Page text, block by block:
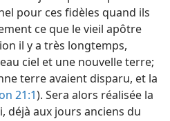
pour ces fidèles quand ils
ce que le vieil apôtre
il y a très longtemps,
ciel et une nouvelle terre;
terre avaient disparu, et la
21:1). Sera alors réalisée la
déjà aux jours anciens du